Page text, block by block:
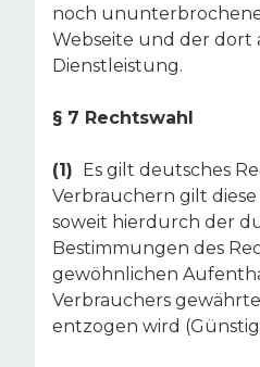
noch
Webseite und der dort
Dienstleistung.
§ 7 Rechtswahl
(1) Es gilt deutsches
Verbrauchern gilt
soweit hierdurch der
Bestimmungen des
gewöhnlichen
Verbrauchers
entzogen wird